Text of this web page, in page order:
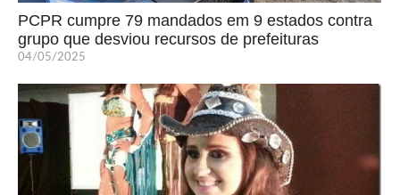
PCPR cumpre 79 mandados em 9 estados contra
grupo que desviou recursos de prefeituras
04/05/2025